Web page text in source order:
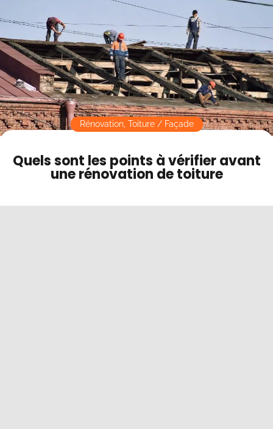
Mode sombre
Quels sont les points à vérifier avant
une rénovation de toiture
Rénovation, Toiture / Façade